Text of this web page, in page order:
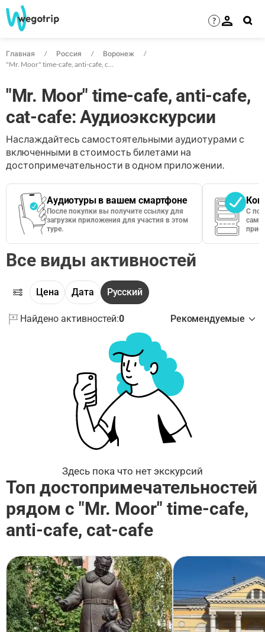
?
Главная Россия
Воронеж
"Mr. Moor" time-cafe, anti-cafe, cat-cafe
"Mr. Moor" time-cafe, anti-cafe,
cat-cafe: Аудиоэкскурсии
Наслаждайтесь самостоятельными аудиотурами с
включенными в стоимость билетами на
достопримечательности в одном приложении.
Аудиотуры в вашем смартфоне
После покупки вы получите ссылку для
загрузки приложения для участия в этом
туре.
С
сами
Все виды активностей
Цена Дата Русский
Найдено активностей:0 Рекомендуемые
Здесь пока что нет экскурсий
Топ достопримечательностей
рядом с "Mr. Moor" time-cafe,
anti-cafe, cat-cafe